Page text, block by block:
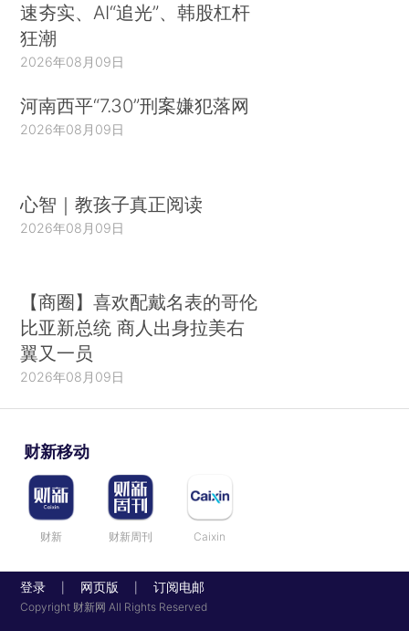
速夯实、AI“追光”、韩股杠杆
狂潮
2026年08月09日
河南西平“7.30”刑案嫌犯落网
2026年08月09日
心智｜教孩子真正阅读
2026年08月09日
【商圈】喜欢配戴名表的哥伦
比亚新总统 商人出身拉美右
翼又一员
2026年08月09日
财新移动
财新 财新周刊 Caixin
登录 网页版 订阅电邮
Copyright 财新网 All Rights Reserved